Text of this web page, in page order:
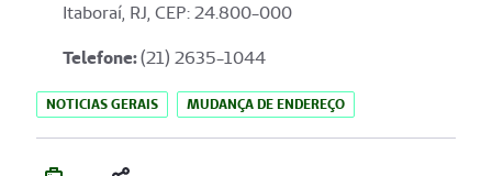
Itaboraí, RJ, CEP: 24.800-000
Telefone:(21) 2635-1044
NOTICIAS GERAIS MUDANÇA DE ENDEREÇO